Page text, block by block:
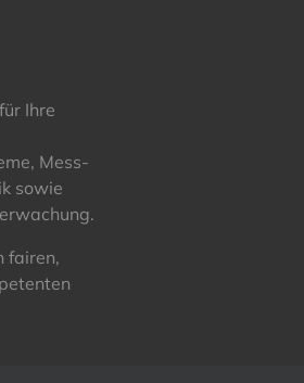
Ihre
Mess-
sowie
fairen,